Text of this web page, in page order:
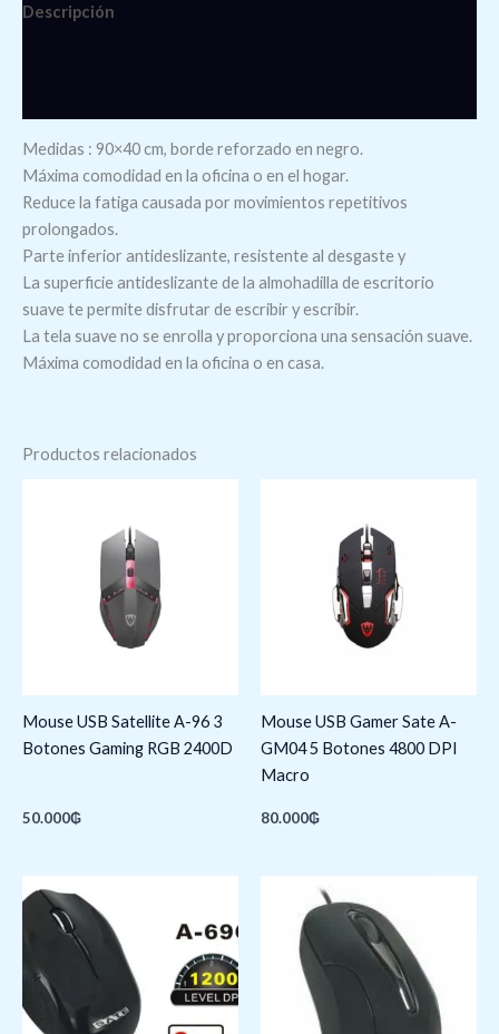
Descripción
Medidas : 90×40 cm, borde reforzado en negro.
Máxima comodidad en la oficina o en el hogar.
Reduce la fatiga causada por movimientos repetitivos
prolongados.
Parte inferior antideslizante, resistente al desgaste y
La superficie antideslizante de la almohadilla de escritorio
suave te permite disfrutar de escribir y escribir.
La tela suave no se enrolla y proporciona una sensación suave.
Máxima comodidad en la oficina o en casa.
Productos relacionados
Mouse USB Satellite A-96 3
Botones Gaming RGB 2400D
50.000₲
Mouse USB Gamer Sate A-
GM04 5 Botones 4800 DPI
Macro
80.000₲